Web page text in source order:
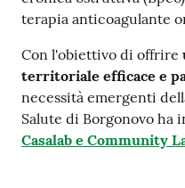
terapia anticoagulante
Con l'obiettivo di offrire
territoriale efficace e
necessità emergenti
Salute di Borgonovo
Casalab e Community